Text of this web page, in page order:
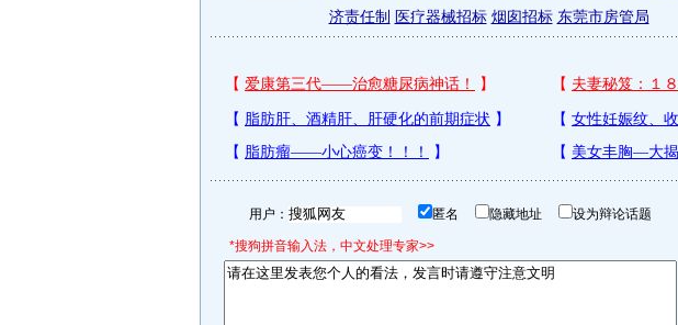
济责任制 医疗器械招标 烟囱招标 东莞市房管局
用户： 匿名 隐藏地址 设为辩论话题
*搜狗拼音输入法，中文处理专家>>